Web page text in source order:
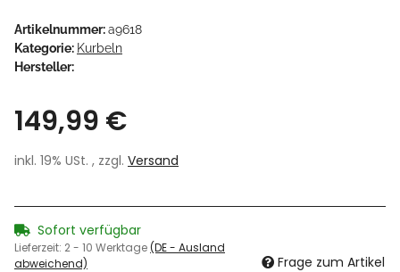
Artikelnummer:a9618
Kategorie: Kurbeln
Hersteller:
149,99 €
inkl. 19% USt. , zzgl. Versand
Sofort verfügbar
Lieferzeit: 2 - 10 Werktage(DE - Ausland
abweichend)
Frage zum Artikel